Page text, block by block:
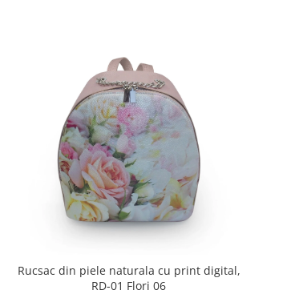
Rucsac din piele naturala cu print digital,
RD-01 Flori 06